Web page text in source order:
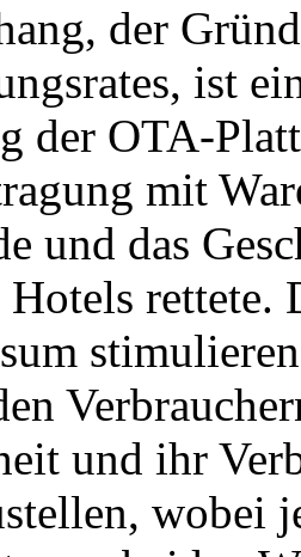
der
ist
der OTA-
mit
und das
rettete.
und ihr
wobei